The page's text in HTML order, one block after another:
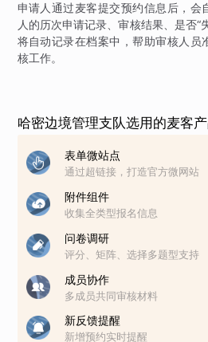
申请人通过麦客提交预约信息后，会
人的历次申请记录、审核结果、是否“
将自动记录在档案中，帮助审核人员
核工作。
哈密边境管理支队选用的麦客
表单微站点
通过超链接，打造官方微网站
附件组件
收集全类型报名信息
问卷调研
评分、矩阵、选择多题型支持
成员协作
多成员共同审核材料
新反馈提醒
新增预约实时提醒